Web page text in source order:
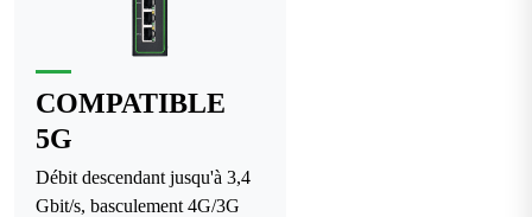
COMPATIBLE
5G
Débit descendant jusqu'à 3,4
Gbit/s, basculement 4G/3G